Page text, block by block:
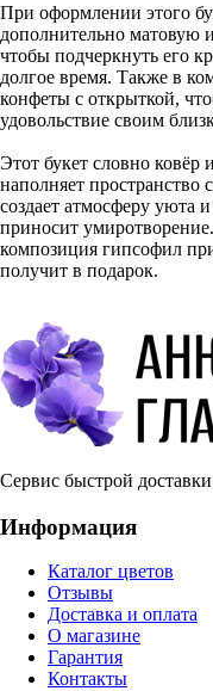
При оформлении этого
дополнительно матовую
чтобы подчеркнуть его
долгое время. Также в
конфеты с открыткой,
удовольствие своим
Этот букет словно ковёр
наполняет
создает атмосферу уюта
приносит
композиция гипсофил
получит в подарок.
Сервис быстрой
Информация
Каталог цветов
Отзывы
Доставка и оплата
О магазине
Гарантия
Контакты